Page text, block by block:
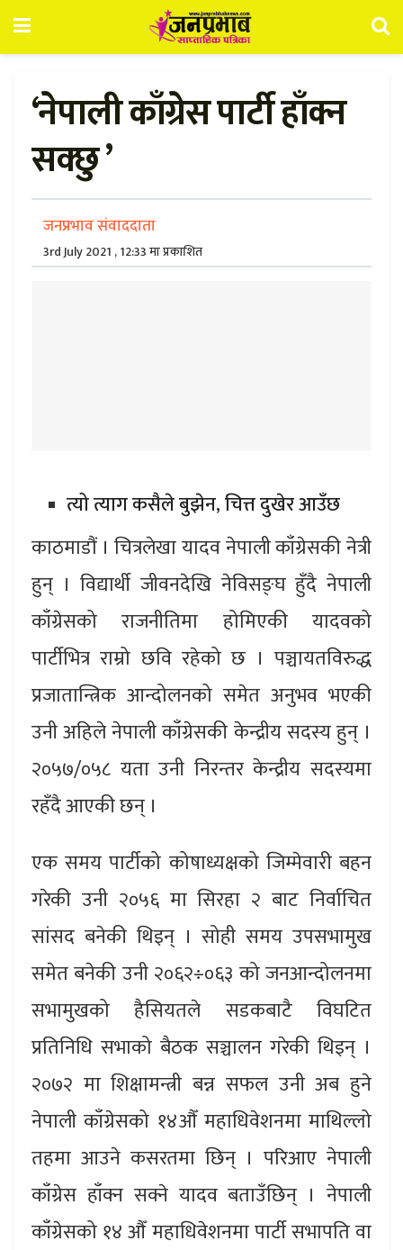
‘नेपाली काँग्रेस पार्टी हाँक्न
सक्छु ’
जनप्रभाव संवाददाता
3rd July 2021 , 12:33 मा प्रकाशित
त्यो त्याग कसैले बुझेन, चित्त दुखेर आउँछ
काठमाडौं । चित्रलेखा यादव नेपाली काँग्रेसकी नेत्री
हुन् । विद्यार्थी जीवनदेखि नेविसङ्घ हुँदै नेपाली
काँग्रेसको राजनीतिमा होमिएकी यादवको
पार्टीभित्र राम्रो छवि रहेको छ । पञ्चायतविरुद्ध
प्रजातान्त्रिक आन्दोलनको समेत अनुभव भएकी
उनी अहिले नेपाली काँग्रेसकी केन्द्रीय सदस्य हुन् ।
२०५७/०५८ यता उनी निरन्तर केन्द्रीय सदस्यमा
रहँदै आएकी छन् ।
एक समय पार्टीको कोषाध्यक्षको जिम्मेवारी बहन
गरेकी उनी २०५६ मा सिरहा २ बाट निर्वाचित
सांसद बनेकी थिइन् । सोही समय उपसभामुख
समेत बनेकी उनी २०६२÷०६३ को जनआन्दोलनमा
सभामुखको हैसियतले सडकबाटै विघटित
प्रतिनिधि सभाको बैठक सञ्चालन गरेकी थिइन् ।
२०७२ मा शिक्षामन्त्री बन्न सफल उनी अब हुने
नेपाली काँग्रेसको १४औँ महाधिवेशनमा माथिल्लो
तहमा आउने कसरतमा छिन् । परिआए नेपाली
काँग्रेस हाँक्न सक्ने यादव बताउँछिन् । नेपाली
काँग्रेसको १४ औँ महाधिवेशनमा पार्टी सभापति वा